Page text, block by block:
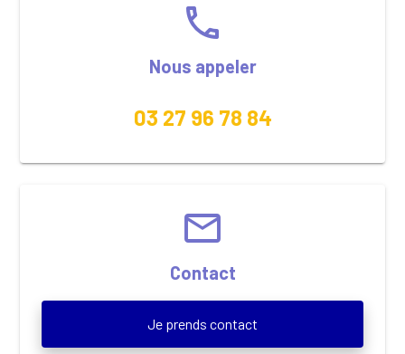
phone
Nous appeler
03 27 96 78 84
email
Contact
Je prends contact